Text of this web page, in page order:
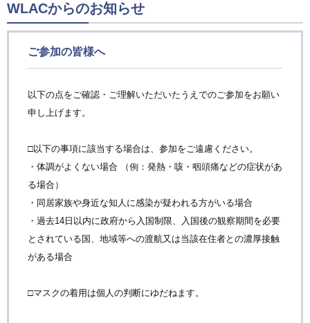
WLACからのお知らせ
ご参加の皆様へ
以下の点をご確認・ご理解いただいたうえでのご参加をお願い
申し上げます。
□以下の事項に該当する場合は、参加をご遠慮ください。
・体調がよくない場合 （例：発熱・咳・咽頭痛などの症状があ
る場合）
・同居家族や身近な知人に感染が疑われる方がいる場合
・過去14日以内に政府から入国制限、入国後の観察期間を必要
とされている国、地域等への渡航又は当該在住者との濃厚接触
がある場合
□マスクの着用は個人の判断にゆだねます。